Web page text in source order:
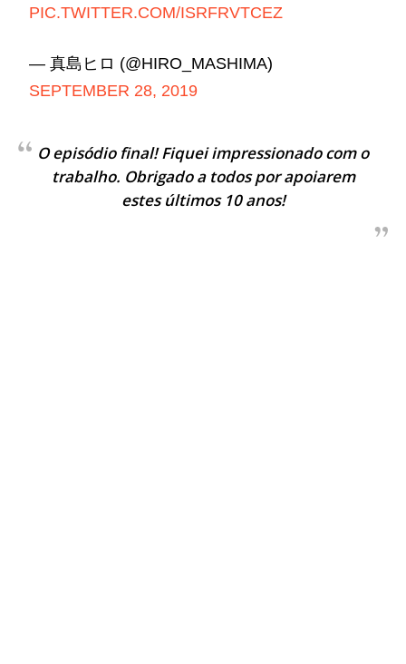
PIC.TWITTER.COM/ISRFRVTCEZ
— 真島ヒロ (@HIRO_MASHIMA)
SEPTEMBER 28, 2019
O episódio final! Fiquei impressionado com o
trabalho. Obrigado a todos por apoiarem
estes últimos 10 anos!